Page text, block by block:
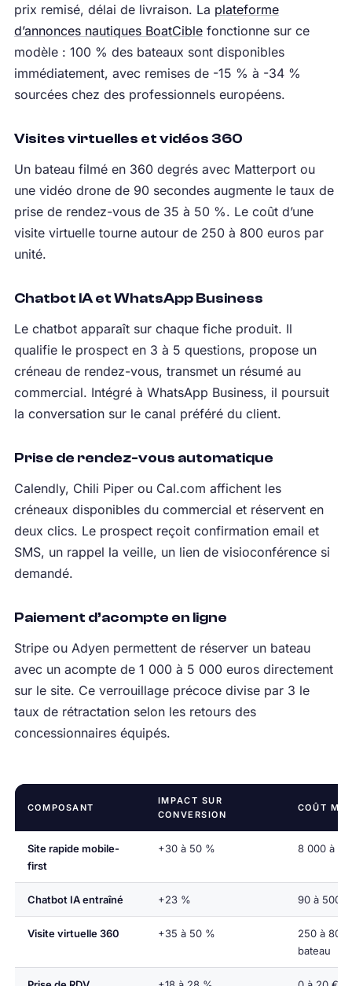
prix remisé, délai de livraison. La plateforme
d’annonces nautiques BoatCiblefonctionne sur ce
modèle : 100 % des bateaux sont disponibles
immédiatement, avec remises de -15 % à -34 %
sourcées chez des professionnels européens.
Visites virtuelles et vidéos 360
Un bateau filmé en 360 degrés avec Matterport ou
une vidéo drone de 90 secondes augmente le taux de
prise de rendez-vous de 35 à 50 %. Le coût d’une
visite virtuelle tourne autour de 250 à 800 euros par
unité.
Chatbot IA et WhatsApp Business
Le chatbot apparaît sur chaque fiche produit. Il
qualifie le prospect en 3 à 5 questions, propose un
créneau de rendez-vous, transmet un résumé au
commercial. Intégré à WhatsApp Business, il poursuit
la conversation sur le canal préféré du client.
Prise de rendez-vous automatique
Calendly, Chili Piper ou Cal.com affichent les
créneaux disponibles du commercial et réservent en
deux clics. Le prospect reçoit confirmation email et
SMS, un rappel la veille, un lien de visioconférence si
demandé.
Paiement d’acompte en ligne
Stripe ou Adyen permettent de réserver un bateau
avec un acompte de 1 000 à 5 000 euros directement
sur le site. Ce verrouillage précoce divise par 3 le
taux de rétractation selon les retours des
concessionnaires équipés.
COMPOSANT
IMPACT SUR
CONVERSION
COÛT
Site rapide mobile-
first
+30 à 50 % 8 000 à
Chatbot IA entraîné +23 % 90 à 500
Visite virtuelle 360 +35 à 50 %
250 à 800
bateau